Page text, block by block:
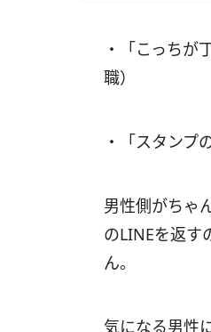
・「こっちが
職）
・「スタンプ
男性側がちゃ
のLINEを返す
ん。
気になる男性